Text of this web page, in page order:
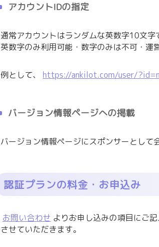
アカウントIDの指定
通常アカウントはランダムな英数字10文
英数字のみ利用可能・数字のみは不可・運
例として、 https://ankilot.com/user/
バージョン情報ページへの掲載
バージョン情報ページにスポンサーとして
認証プランの料金・お申込み
お問い合わせ よりお申し込みの項目にご
させていただきます。